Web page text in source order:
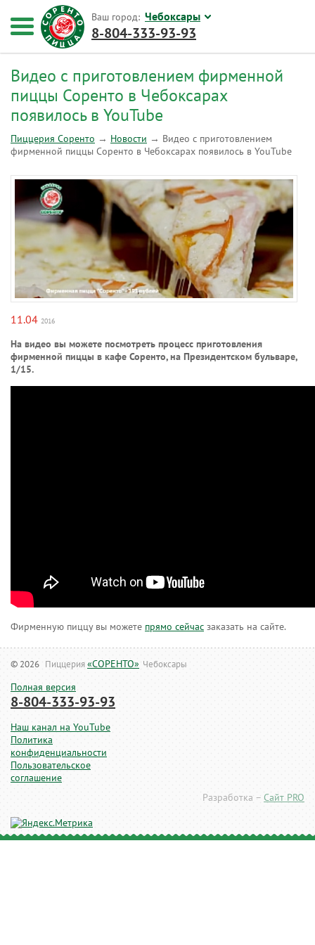
Видео с приготовлением фирменной
пиццы Соренто в Чебоксарах
появилось в YouTube
Пиццерия Соренто → Новости → Видео с приготовлением
фирменной пиццы Соренто в Чебоксарах появилось в YouTube
11.04 2016
На видео вы можете посмотреть процесс приготовления
фирменной пиццы в кафе Соренто, на Президентском бульваре,
1/15.
Фирменную пиццу вы можете прямо сейчас заказать на сайте.
© 2026 Пиццерия«СОРЕНТО» Чебоксары
Полная версия
8-804-333-93-93
Наш канал на YouTube
Политика
конфиденциальности
Пользовательское
соглашение
Разработка – Сайт PRO
Ваш город: Чебоксары
8-804-333-93-93